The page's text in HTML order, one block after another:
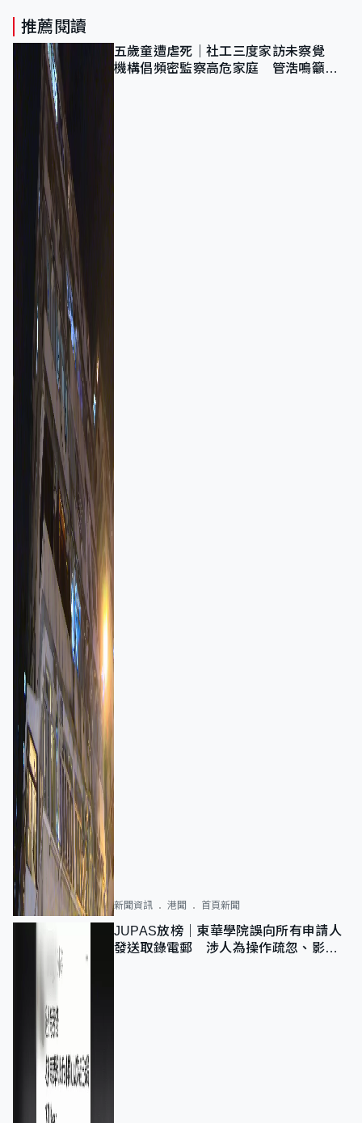
推薦閱讀
五歲童遭虐死｜社工三度家訪未察覺
機構倡頻密監察高危家庭 管浩鳴籲加
新聞資訊 港聞 首頁新聞
JUPAS放榜｜東華學院誤向所有申請人
發送取錄電郵 涉人為操作疏忽、影響